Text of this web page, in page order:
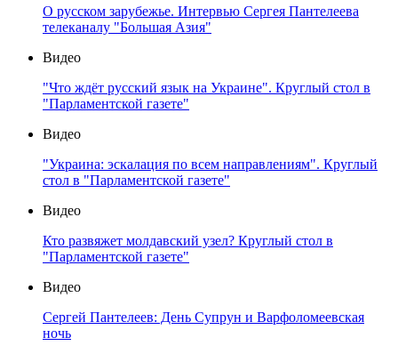
О русском зарубежье. Интервью Сергея Пантелеева
телеканалу "Большая Азия"
Видео
"Что ждёт русский язык на Украине". Круглый стол в
"Парламентской газете"
Видео
"Украина: эскалация по всем направлениям". Круглый
стол в "Парламентской газете"
Видео
Кто развяжет молдавский узел? Круглый стол в
"Парламентской газете"
Видео
Сергей Пантелеев: День Супрун и Варфоломеевская
ночь